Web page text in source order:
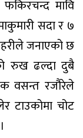
मावि
सदा र ७
जनाएको छ
रुख ढल्दा दुबै
वसन्त रजौरेले
टाउकोमा चोट